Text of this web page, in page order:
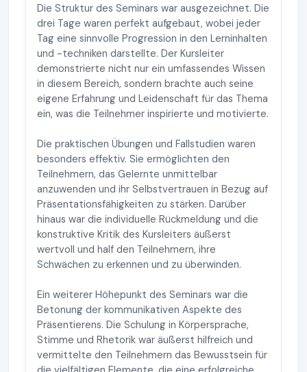
Die Struktur des Seminars war ausgezeichnet. Die
drei Tage waren perfekt aufgebaut, wobei jeder
Tag eine sinnvolle Progression in den Lerninhalten
und -techniken darstellte. Der Kursleiter
demonstrierte nicht nur ein umfassendes Wissen
in diesem Bereich, sondern brachte auch seine
eigene Erfahrung und Leidenschaft für das Thema
ein, was die Teilnehmer inspirierte und motivierte.
Die praktischen Übungen und Fallstudien waren
besonders effektiv. Sie ermöglichten den
Teilnehmern, das Gelernte unmittelbar
anzuwenden und ihr Selbstvertrauen in Bezug auf
Präsentationsfähigkeiten zu stärken. Darüber
hinaus war die individuelle Rückmeldung und die
konstruktive Kritik des Kursleiters äußerst
wertvoll und half den Teilnehmern, ihre
Schwächen zu erkennen und zu überwinden.
Ein weiterer Höhepunkt des Seminars war die
Betonung der kommunikativen Aspekte des
Präsentierens. Die Schulung in Körpersprache,
Stimme und Rhetorik war äußerst hilfreich und
vermittelte den Teilnehmern das Bewusstsein für